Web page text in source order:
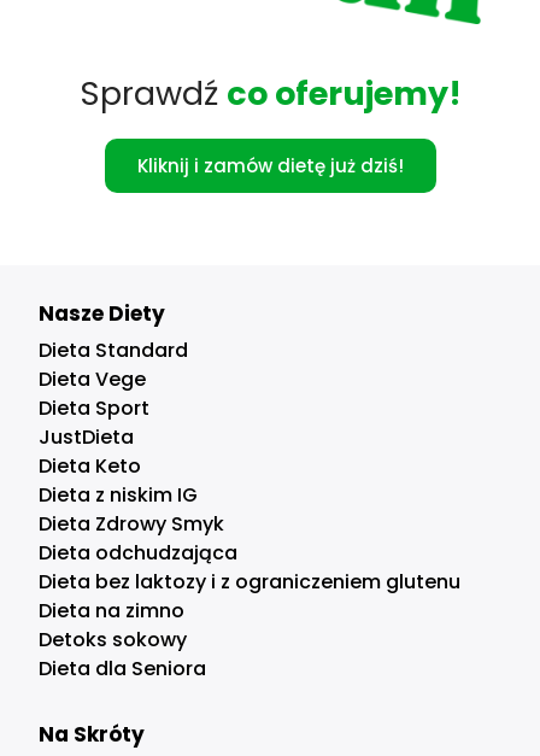
Sprawdź co oferujemy!
Kliknij i zamów dietę już dziś!
Nasze Diety
Dieta Standard
Dieta Vege
Dieta Sport
JustDieta
Dieta Keto
Dieta z niskim IG
Dieta Zdrowy Smyk
Dieta odchudzająca
Dieta bez laktozy i z ograniczeniem glutenu
Dieta na zimno
Detoks sokowy
Dieta dla Seniora
Na Skróty